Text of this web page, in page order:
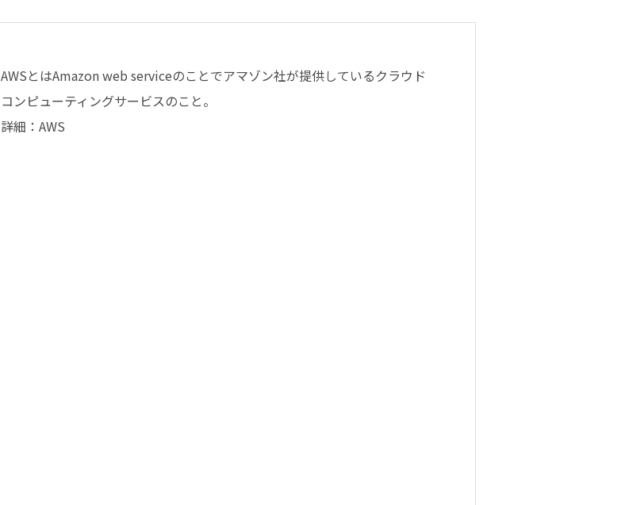
AWSとはAmazon web serviceのことでアマゾン社が提供しているクラウド
コンピューティングサービスのこと。
詳細：AWS